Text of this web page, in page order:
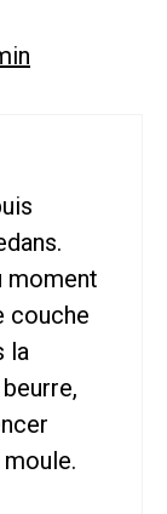
moment
couche
la